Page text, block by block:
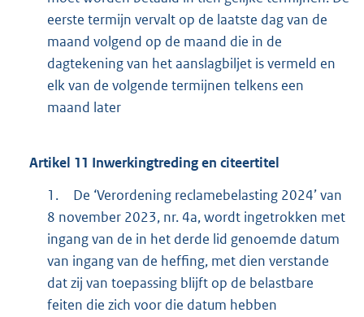
eerste termijn vervalt op de laatste dag van de
maand volgend op de maand die in de
dagtekening van het aanslagbiljet is vermeld en
elk van de volgende termijnen telkens een
maand later
Artikel 11 Inwerkingtreding en citeertitel
1.
De ‘Verordening reclamebelasting 2024’ van
8 november 2023, nr. 4a, wordt ingetrokken met
ingang van de in het derde lid genoemde datum
van ingang van de heffing, met dien verstande
dat zij van toepassing blijft op de belastbare
feiten die zich voor die datum hebben